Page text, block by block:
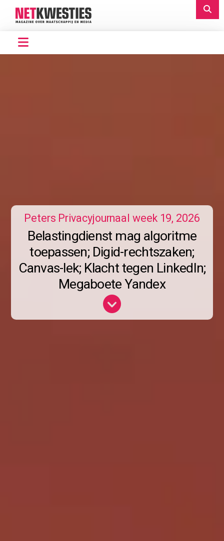
Peters Privacyjournaal week 19, 2026
Belastingdienst mag algoritme
toepassen; Digid-rechtszaken;
Canvas-lek; Klacht tegen LinkedIn;
Megaboete Yandex